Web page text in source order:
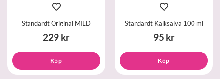
Standardt Original MILD
229 kr
Köp
Standardt Kalksalva 100 ml
95 kr
Köp